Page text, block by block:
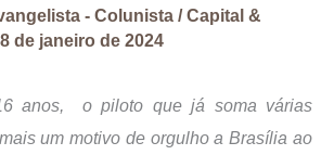
- Colunista /Capital &
8 de janeiro de 2024
anos, o piloto que já soma várias
um motivo de orgulho a Brasília ao